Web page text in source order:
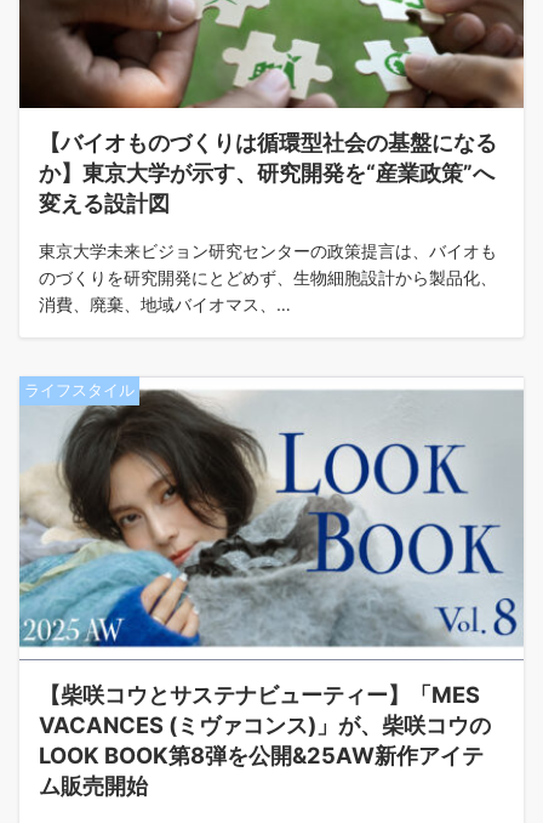
【バイオものづくりは循環型社会の基盤になる
か】東京大学が示す、研究開発を“産業政策”へ
変える設計図
東京大学未来ビジョン研究センターの政策提言は、バイオも
のづくりを研究開発にとどめず、生物細胞設計から製品化、
消費、廃棄、地域バイオマス、…
ライフスタイル
【柴咲コウとサステナビューティー】「MES
VACANCES (ミヴァコンス)」が、柴咲コウの
LOOK BOOK第8弾を公開&25AW新作アイテ
ム販売開始